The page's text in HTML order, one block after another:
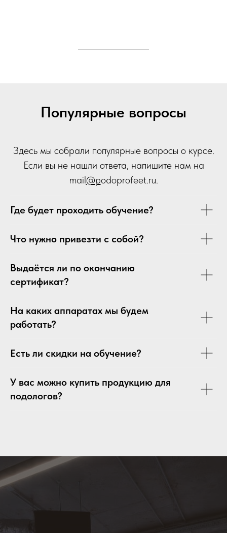
Популярные вопросы
Здесь мы собрали популярные вопросы о курсе.
Если вы не нашли ответа, напишите нам на
mail@podoprofeet.ru.
Где будет проходить обучение?
Что нужно привезти с собой?
Выдаётся ли по окончанию
сертификат?
На каких аппаратах мы будем
работать?
Есть ли скидки на обучение?
У вас можно купить продукцию для
подологов?